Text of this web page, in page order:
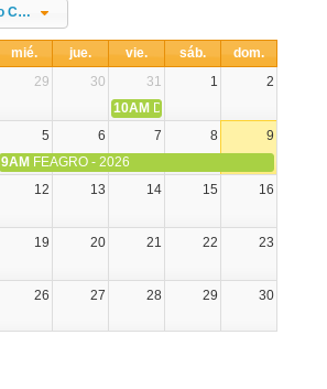
Todos los Evento Categories
mié. jue. vie. sáb.
dom.
29 30 31 1
2
10AM DIA NACIONAL DE LA
5 6 7 8
9
9AM FEAGRO - 2026
12 13 14 15 16
19 20 21 22 23
26 27 28 29 30